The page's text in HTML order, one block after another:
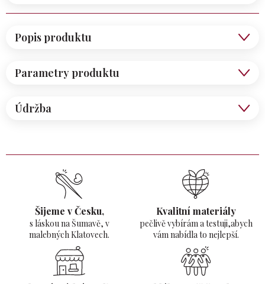
Údržba
Parametry produktu
Popis produktu
Šijeme v Česku,
s láskou na Šumavě, v
malebných Klatovech.
Kvalitní materiály
pečlivě vybírám a testuji,abych
vám nabídla to nejlepší.